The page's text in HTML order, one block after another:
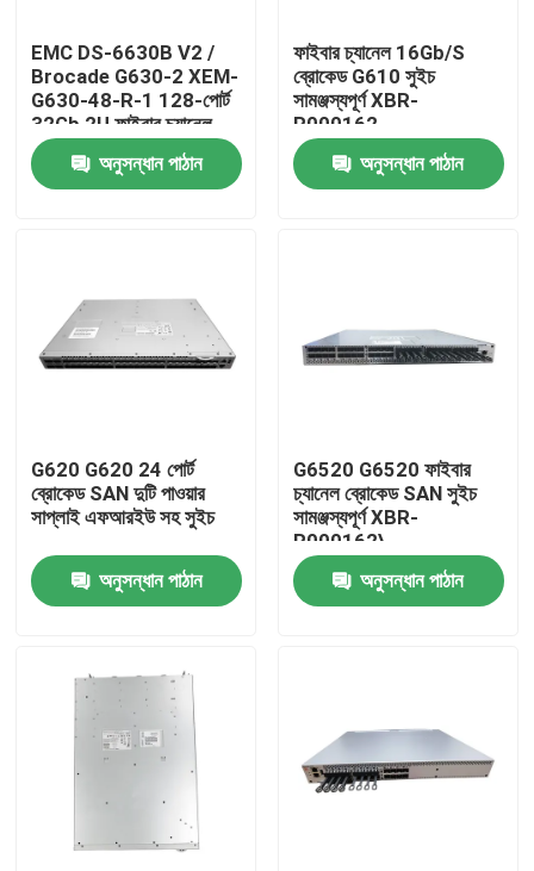
বাড়ি
আমাদের সম্পর্কে
মান নিয়ন্ত্রণ
যোগাযোগ করুন
এনভিডিয়া এআই পণ্য
400G/800G অপটিক্যাল মডিউল
100G QSFP28 মডিউল
EMC DS-6630B V2 /
Brocade G630-2 XEM-
G630-48-R-1 128-পোর্ট
32Gb 2U ফাইবার চ্যানেল
SAN সুইচ
অনুসন্ধান পাঠান
ফাইবার চ্যানেল 16Gb/S
ব্রোকেড G610 সুইচ
সামঞ্জস্যপূর্ণ XBR-
R000162
অনুসন্ধান পাঠান
G620 G620 24 পোর্ট
ব্রোকেড SAN দুটি পাওয়ার
সাপ্লাই এফআরইউ সহ সুইচ
অনুসন্ধান পাঠান
G6520 G6520 ফাইবার
চ্যানেল ব্রোকেড SAN সুইচ
সামঞ্জস্যপূর্ণ XBR-
R000162\
অনুসন্ধান পাঠান